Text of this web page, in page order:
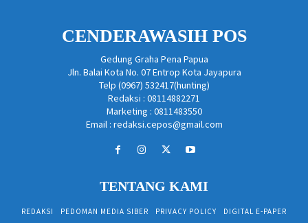
CENDERAWASIH POS
Gedung Graha Pena Papua
Jln. Balai Kota No. 07 Entrop Kota Jayapura
Telp (0967) 532417(hunting)
Redaksi : 08114882271
Marketing : 0811483550
Email : redaksi.cepos@gmail.com
TENTANG KAMI
REDAKSI PEDOMAN MEDIA SIBER PRIVACY POLICY DIGITAL E-PAPER